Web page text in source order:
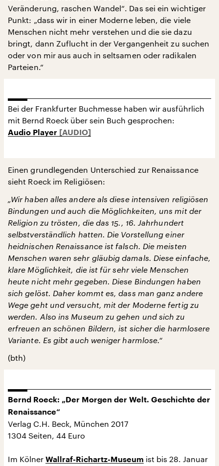
Veränderung, raschen Wandel“. Das sei ein wichtiger
Punkt: „dass wir in einer Moderne leben, die viele
Menschen nicht mehr verstehen und die sie dazu
bringt, dann Zuflucht in der Vergangenheit zu suchen
oder von mir aus auch in seltsamen oder radikalen
Parteien.“
Bei der Frankfurter Buchmesse haben wir ausführlich
mit Bernd Roeck über sein Buch gesprochen:
Audio Player
Einen grundlegenden Unterschied zur Renaissance
sieht Roeck im Religiösen:
„Wir haben alles andere als diese intensiven religiösen
Bindungen und auch die Möglichkeiten, uns mit der
Religion zu trösten, die das 15., 16. Jahrhundert
selbstverständlich hatten. Die Vorstellung einer
heidnischen Renaissance ist falsch. Die meisten
Menschen waren sehr gläubig damals. Diese einfache,
klare Möglichkeit, die ist für sehr viele Menschen
heute nicht mehr gegeben. Diese Bindungen haben
sich gelöst. Daher kommt es, dass man ganz andere
Wege geht und versucht, mit der Moderne fertig zu
werden. Also ins Museum zu gehen und sich zu
erfreuen an schönen Bildern, ist sicher die harmlosere
Variante. Es gibt auch weniger harmlose.“
(bth)
Bernd Roeck: „Der Morgen der Welt. Geschichte der
Renaissance“
Verlag C.H. Beck, München 2017
1304 Seiten, 44 Euro
Im Kölner Wallraf-Richartz-Museum ist bis 28. Januar